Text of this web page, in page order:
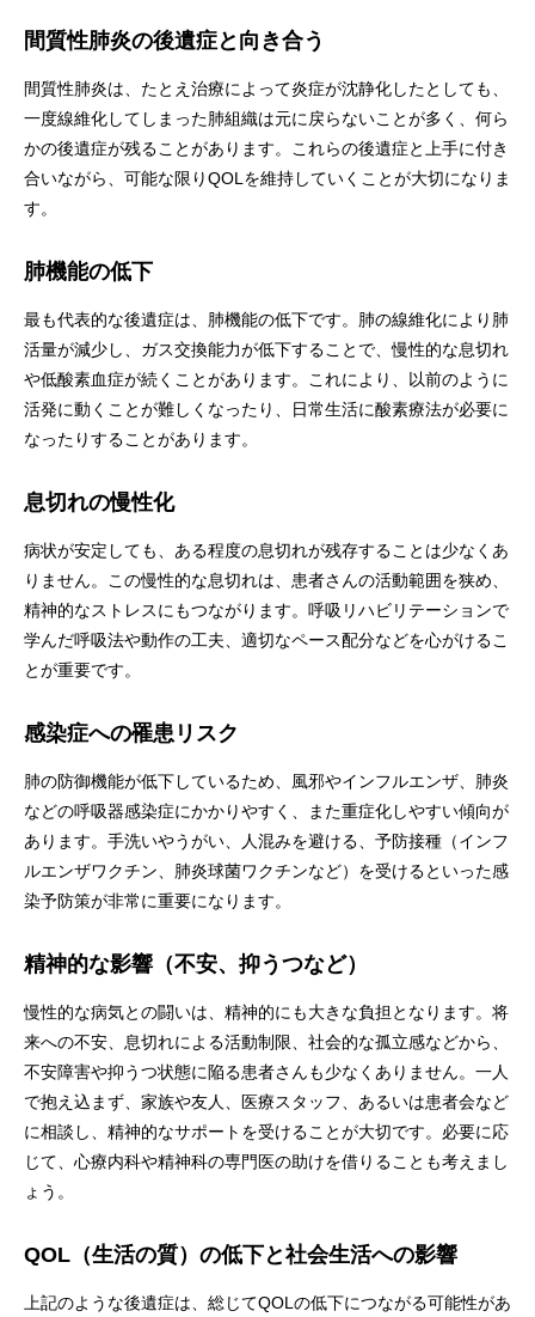
間質性肺炎の後遺症と向き合う
間質性肺炎は、たとえ治療によって炎症が沈静化したとしても、
一度線維化してしまった肺組織は元に戻らないことが多く、何ら
かの後遺症が残ることがあります。これらの後遺症と上手に付き
合いながら、可能な限りQOLを維持していくことが大切になりま
す。
肺機能の低下
最も代表的な後遺症は、肺機能の低下です。肺の線維化により肺
活量が減少し、ガス交換能力が低下することで、慢性的な息切れ
や低酸素血症が続くことがあります。これにより、以前のように
活発に動くことが難しくなったり、日常生活に酸素療法が必要に
なったりすることがあります。
息切れの慢性化
病状が安定しても、ある程度の息切れが残存することは少なくあ
りません。この慢性的な息切れは、患者さんの活動範囲を狭め、
精神的なストレスにもつながります。呼吸リハビリテーションで
学んだ呼吸法や動作の工夫、適切なペース配分などを心がけるこ
とが重要です。
感染症への罹患リスク
肺の防御機能が低下しているため、風邪やインフルエンザ、肺炎
などの呼吸器感染症にかかりやすく、また重症化しやすい傾向が
あります。手洗いやうがい、人混みを避ける、予防接種（インフ
ルエンザワクチン、肺炎球菌ワクチンなど）を受けるといった感
染予防策が非常に重要になります。
精神的な影響（不安、抑うつなど）
慢性的な病気との闘いは、精神的にも大きな負担となります。将
来への不安、息切れによる活動制限、社会的な孤立感などから、
不安障害や抑うつ状態に陥る患者さんも少なくありません。一人
で抱え込まず、家族や友人、医療スタッフ、あるいは患者会など
に相談し、精神的なサポートを受けることが大切です。必要に応
じて、心療内科や精神科の専門医の助けを借りることも考えまし
ょう。
QOL（生活の質）の低下と社会生活への影響
上記のような後遺症は、総じてQOLの低下につながる可能性があ